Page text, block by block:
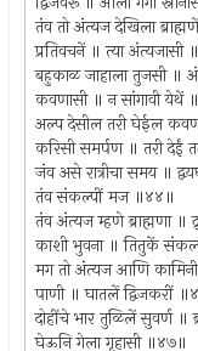
तंव तो अंत्यज देखिला
प्रतिवचनें ॥ त्या अंत्यजासी
बहुकाळ जाहाला तुजसी ॥
कवणासी ॥ न सांगावी येथें
अल्प देसील तरी घेईल
करिसी समर्पण ॥ तरी देईं
जंव असे रात्रीचा समय ॥
तंव संकल्पीं मज ॥४४॥
तंव अंत्यज म्हणे ब्राह्मणा
काशी भुवना ॥ तितुकें
मग तो अंत्यज आणि
पाणी ॥ घातलें द्विजकरीं
दोहींचे भार तुळिलें सुवर्ण ॥
घेऊनि गेला गृहासी ॥४७॥